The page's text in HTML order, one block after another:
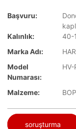
Başvuru:
Kalınlık:
40-
Marka Adı:
Model
Numarası:
Malzeme:
soruşturma